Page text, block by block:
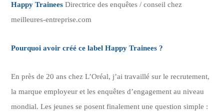
Happy TraineesDirectrice des enquêtes / conseil chez
meilleures-entreprise.com
Pourquoi avoir créé ce label Happy Trainees ?
En près de 20 ans chez L’Oréal, j’ai travaillé sur le recrutement,
la marque employeur et les enquêtes d’engagement au niveau
mondial. Les jeunes se posent finalement une question simple :